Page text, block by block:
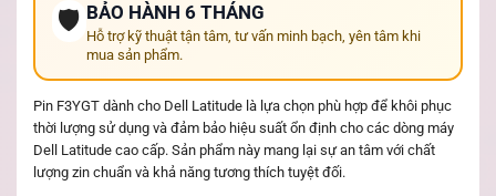
🛡️ BẢO HÀNH 6 THÁNG
Hỗ trợ kỹ thuật tận tâm, tư vấn minh bạch, yên tâm khi
mua sản phẩm.
Pin F3YGT dành cho Dell Latitude là lựa chọn phù hợp để khôi phục
thời lượng sử dụng và đảm bảo hiệu suất ổn định cho các dòng máy
Dell Latitude cao cấp. Sản phẩm này mang lại sự an tâm với chất
lượng zin chuẩn và khả năng tương thích tuyệt đối.